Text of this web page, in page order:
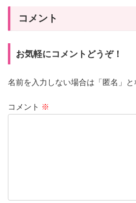
コメント
お気軽にコメントどうぞ！
名前を入力しない場合は「匿名」と
コメント ※